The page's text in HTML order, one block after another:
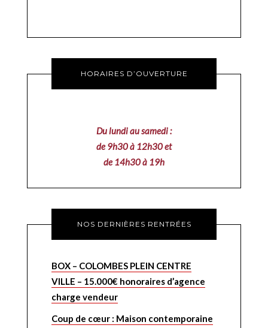
HORAIRES D’OUVERTURE
Du lundi au samedi :
de 9h30 à 12h30 et
de 14h30 à 19h
NOS DERNIÈRES RENTRÉES
BOX – COLOMBES PLEIN CENTRE
VILLE – 15.000€ honoraires d’agence
charge vendeur
Coup de cœur : Maison contemporaine